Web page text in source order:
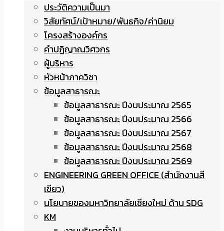
ประวัติความเป็นมา
วิสัยทัศน์/เป้าหมาย/พันธกิจ/ค่านิยม
โครงสร้างองค์กร
คำปฏิญาณวิศวกร
ผู้บริหาร
หัวหน้าภาควิชา
ข้อมูลสาธารณะ
ข้อมูลสาธารณะ ปีงบประมาณ 2565
ข้อมูลสาธารณะ ปีงบประมาณ 2566
ข้อมูลสาธารณะ ปีงบประมาณ 2567
ข้อมูลสาธารณะ ปีงบประมาณ 2568
ข้อมูลสาธารณะ ปีงบประมาณ 2569
ENGINEERING GREEN OFFICE (สำนักงานสี
เขียว)
นโยบายของมหาวิทยาลัยเชียงใหม่ ด้าน SDG
KM